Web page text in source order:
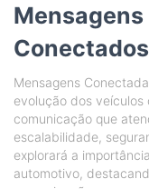
Conectados
Mensagens
evolução dos
comunicação que
escalabilidade,
explorará a
automotivo,